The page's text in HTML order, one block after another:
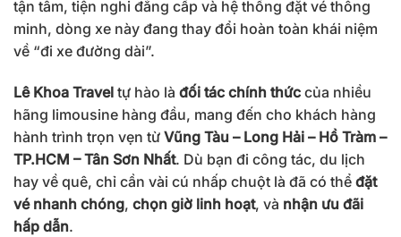
tận tâm, tiện nghi đẳng cấp và hệ thống đặt vé thông
minh, dòng xe này đang thay đổi hoàn toàn khái niệm
về “đi xe đường dài”.
Lê Khoa Travel tự hào là đối tác chính thức của nhiều
hãng limousine hàng đầu, mang đến cho khách hàng
hành trình trọn vẹn từ Vũng Tàu – Long Hải – Hồ Tràm –
TP.HCM – Tân Sơn Nhất. Dù bạn đi công tác, du lịch
hay về quê, chỉ cần vài cú nhấp chuột là đã có thể đặt
vé nhanh chóng, chọn giờ linh hoạt, và nhận ưu đãi
hấp dẫn.